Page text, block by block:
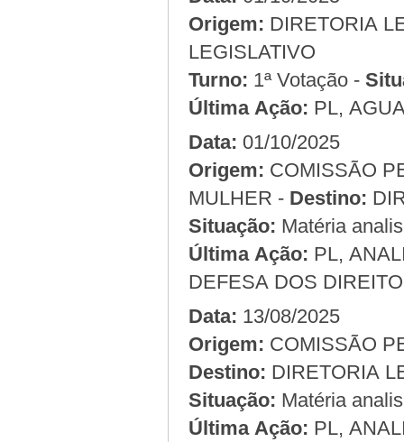
Origem:
LEGISLATIVO
Turno:
1ª Votação -
Última Ação: PL,
Data: 01/10/2025
Origem:
MULHER - Destino:
Situação: Matéria
Última Ação: PL,
DEFESA DOS
Data: 13/08/2025
Origem:
Destino: DIRETORIA
Situação: Matéria
Última Ação: PL,